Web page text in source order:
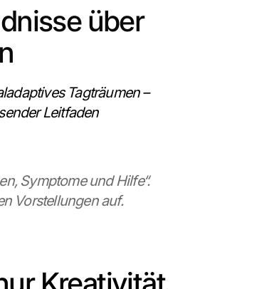
über
Tagträumen –
Leitfaden
Symptome und Hilfe“.
Vorstellungen auf.